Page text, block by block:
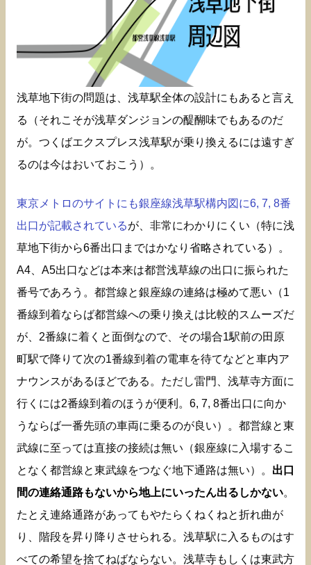
浅草地下街の問題は、浅草駅全体の設計にもあると言え
る（それこそが浅草ダンジョンの醍醐味でもあるのだ
が。つくばエクスプレス浅草駅が乗り換えるには遠すぎ
るのは今はおいておこう）。
東京メトロのサイトにも銀座線浅草駅構内図に6, 7, 8番
出口が記載されているが、非常にわかりにくい（特に浅
草地下街から6番出口まではかなり省略されている）。
A4、A5出口などは本来は都営浅草線の出口に振られた
番号であろう。都営線と銀座線の連絡は極めて悪い（1
番線到着ならば都営線への乗り換えは比較的スムーズだ
が、2番線に着くと面倒なので、その場合1駅前の田原
町駅で降りて次の1番線到着の電車を待てなどと車内ア
ナウンスがあるほどである。ただし雷門、浅草寺方面に
行くには2番線到着のほうが便利。6, 7, 8番出口に向か
うならば一番先頭の車両に乗るのが良い）。都営線と東
武線に至っては直接の接続は無い（銀座線に入場するこ
となく都営線と東武線をつなぐ地下通路は無い）。 出口
間の連絡通路もないから地上にいったん出るしかない。
たとえ連絡通路があってもやたらくねくねと折れ曲が
り、階段を昇り降りさせられる。浅草駅に入るものはす
べての希望を捨てねばならない。浅草寺もしくは東武方